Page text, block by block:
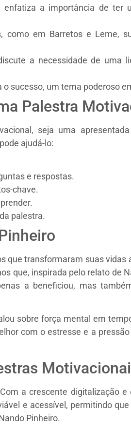
enfatiza a importância de ter
como em Barretos e Leme,
a necessidade de uma
sucesso, um tema poderoso
Palestra
seja uma
ajudá-lo:
e respostas.
chave.
palestra.
que transformaram suas vidas
que, inspirada pelo relato de
a beneficiou, mas
sobre força mental em
com o estresse e a
a crescente digitalização
e acessível, permitindo
Pinheiro.